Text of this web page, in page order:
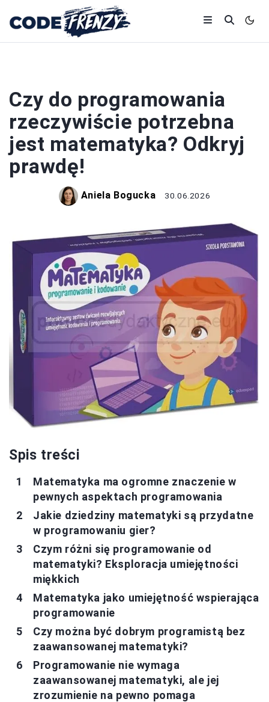
Czy do programowania
rzeczywiście potrzebna
jest matematyka? Odkryj
prawdę!
Aniela Bogucka 30.06.2026
Spis treści
Matematyka ma ogromne znaczenie w
pewnych aspektach programowania
Jakie dziedziny matematyki są przydatne
w programowaniu gier?
Czym różni się programowanie od
matematyki? Eksploracja umiejętności
miękkich
Matematyka jako umiejętność wspierająca
programowanie
Czy można być dobrym programistą bez
zaawansowanej matematyki?
Programowanie nie wymaga
zaawansowanej matematyki, ale jej
zrozumienie na pewno pomaga